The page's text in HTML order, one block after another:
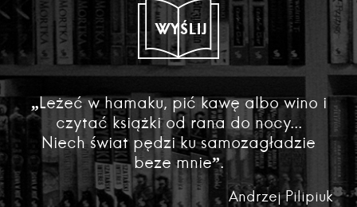
WYŚLIJ
„Leżeć w hamaku, pić kawę albo wino i
czytać książki od rana do nocy...
Niech świat pędzi ku samozagładzie
beze mnie”.
Andrzej Pilipiuk